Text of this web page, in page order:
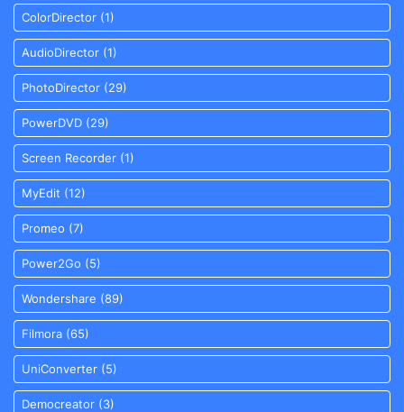
ColorDirector (1)
AudioDirector (1)
PhotoDirector (29)
PowerDVD (29)
Screen Recorder (1)
MyEdit (12)
Promeo (7)
Power2Go (5)
Wondershare (89)
Filmora (65)
UniConverter (5)
Democreator (3)